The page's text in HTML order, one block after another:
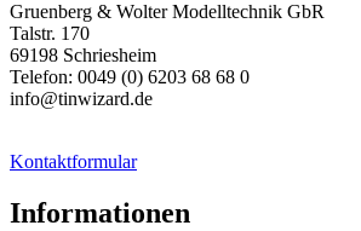
Gruenberg & Wolter Modelltechnik GbR
Talstr. 170
69198 Schriesheim
Telefon: 0049 (0) 6203 68 68 0
info@tinwizard.de
Kontaktformular
Informationen